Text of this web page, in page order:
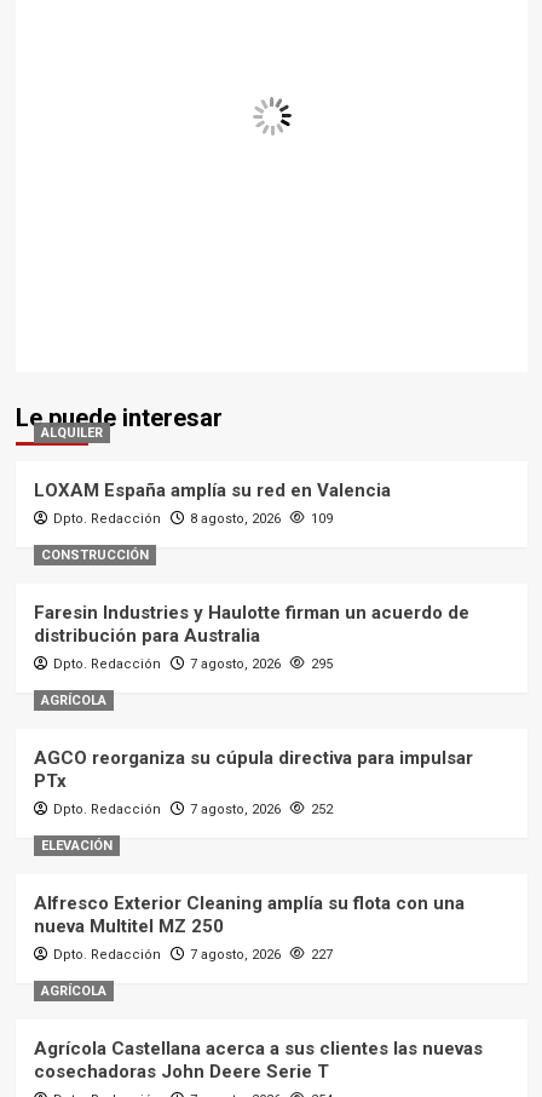
Le puede interesar
ALQUILER
LOXAM España amplía su red en Valencia
Dpto. Redacción 8 agosto, 2026 109
CONSTRUCCIÓN
Faresin Industries y Haulotte firman un acuerdo de
distribución para Australia
Dpto. Redacción 7 agosto, 2026 295
AGRÍCOLA
AGCO reorganiza su cúpula directiva para impulsar
PTx
Dpto. Redacción 7 agosto, 2026 252
ELEVACIÓN
Alfresco Exterior Cleaning amplía su flota con una
nueva Multitel MZ 250
Dpto. Redacción 7 agosto, 2026 227
AGRÍCOLA
Agrícola Castellana acerca a sus clientes las nuevas
cosechadoras John Deere Serie T